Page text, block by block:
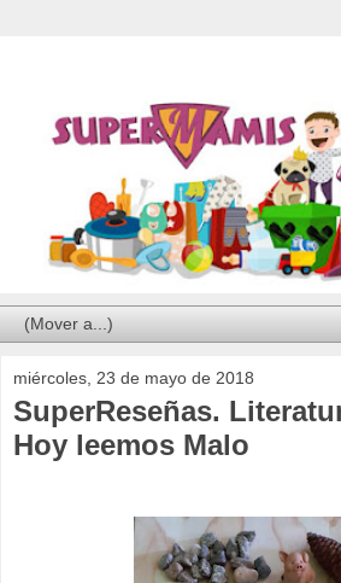
miércoles, 23 de mayo de 2018
SuperReseñas.
Hoy leemos Malo